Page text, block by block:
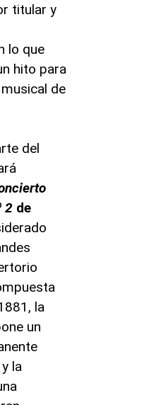
titular y
lo que
hito para
de
del
2 de
la
un
la